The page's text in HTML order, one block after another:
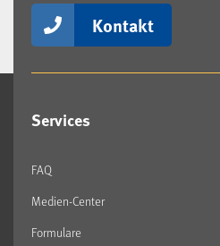
Kontakt
Services
FAQ
Medien-Center
Formulare